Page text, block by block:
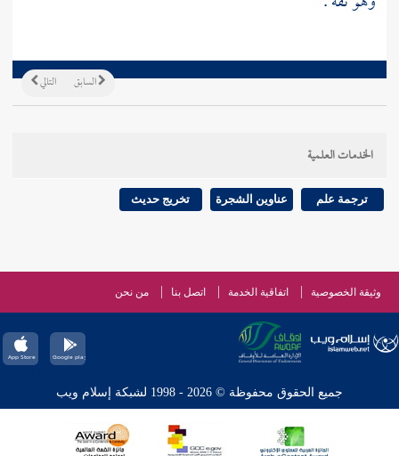
التالي السابق
الخدمات العلمية
ترجمة علم عناوين الشجرة تخريج حديث
وثيقة الخصوصية اتفاقية الخدمة اتصل بنا من نحن
جميع الحقوق محفوظة © 2026 - 1998 لشبكة إسلام ويب